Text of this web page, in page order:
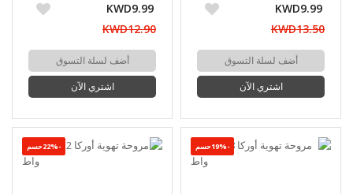
KWD9.99
KWD13.50
أضف لسلة التسوق
اشتري الآن
KWD9.99
KWD12.90
أضف لسلة التسوق
اشتري الآن
-19%حسم -22%حسم